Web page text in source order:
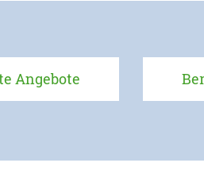
Angebote